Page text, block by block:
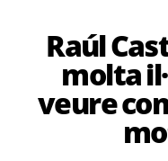
Raúl
molta
veure